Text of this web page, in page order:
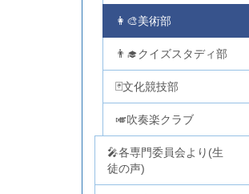
👩‍🎨美術部
👨‍🎓クイズスタディ部
🃏文化競技部
🎺吹奏楽クラブ
🎤各専門委員会より(生
徒の声)